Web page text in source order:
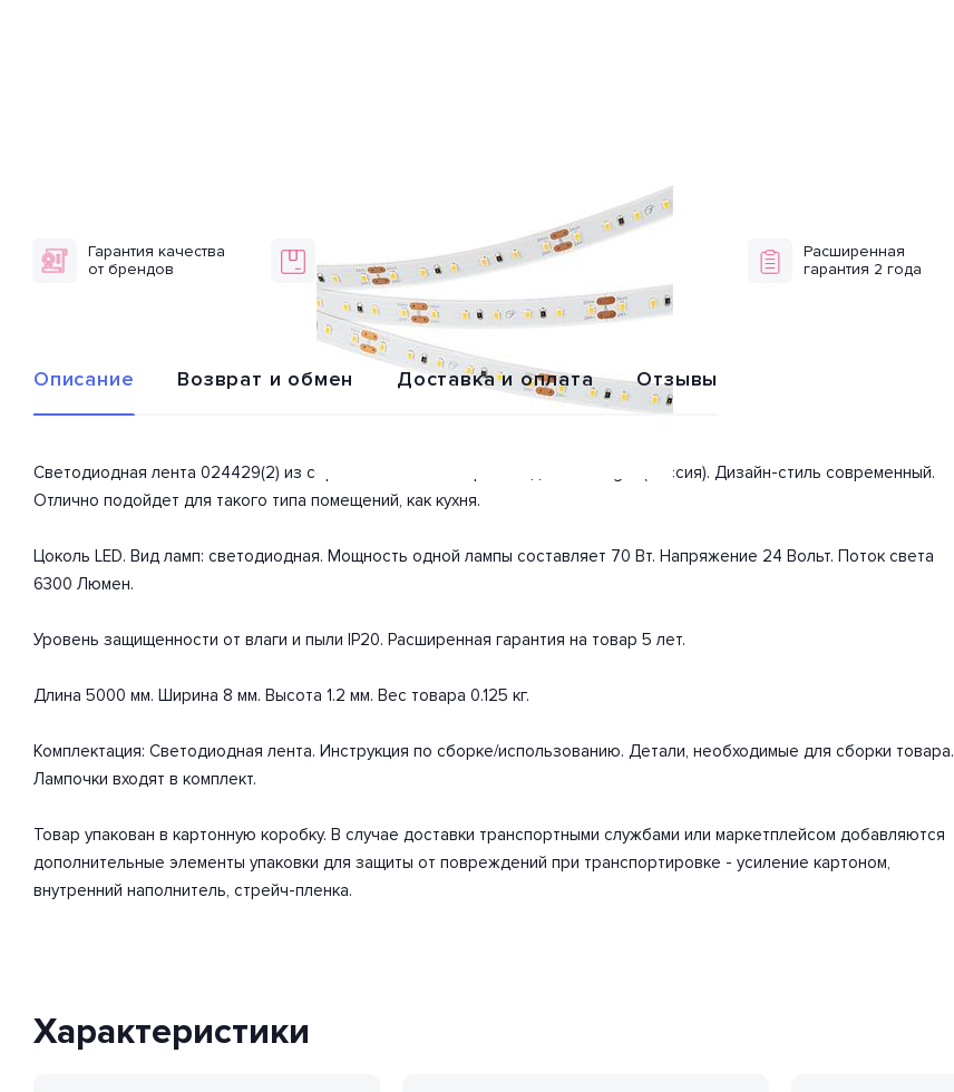
Гарантия качества
от брендов
всей России
Обмен или
Расширенная
гарантия 2 года
Описание Возврат и обмен Доставка и оплата Отзывы
Светодиодная лента 024429(2) из серии «Microled» от производителя Arlight (Россия). Дизайн-стиль современный.
Отлично подойдет для такого типа помещений, как кухня.
Цоколь LED. Вид ламп: светодиодная. Мощность одной лампы составляет 70 Вт. Напряжение 24 Вольт. Поток света
6300 Люмен.
Уровень защищенности от влаги и пыли IP20. Расширенная гарантия на товар 5 лет.
Длина 5000 мм. Ширина 8 мм. Высота 1.2 мм. Вес товара 0.125 кг.
Комплектация: Светодиодная лента. Инструкция по сборке/использованию. Детали, необходимые для сборки товара.
Лампочки входят в комплект.
Товар упакован в картонную коробку. В случае доставки транспортными службами или маркетплейсом добавляются
дополнительные элементы упаковки для защиты от повреждений при транспортировке - усиление картоном,
внутренний наполнитель, стрейч-пленка.
Характеристики